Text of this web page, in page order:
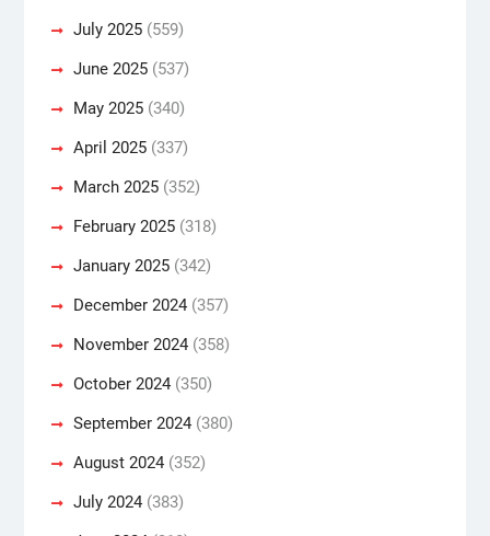
July 2025(559)
June 2025(537)
May 2025(340)
April 2025(337)
March 2025(352)
February 2025(318)
January 2025(342)
December 2024(357)
November 2024(358)
October 2024(350)
September 2024(380)
August 2024(352)
July 2024(383)